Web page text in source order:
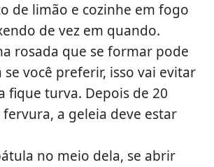
de limão e cozinhe em fogo
de vez em quando.
rosada que se formar pode
você preferir, isso vai evitar
fique turva. Depois de 20
a geleia deve estar
no meio dela, se abrir